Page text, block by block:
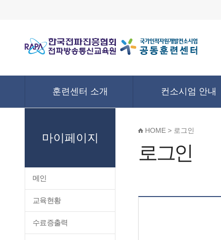
훈련센터 소개 컨소시엄 안내
마이페이지
메인
교육현황
수료증출력
HOME > 로그인
로그인